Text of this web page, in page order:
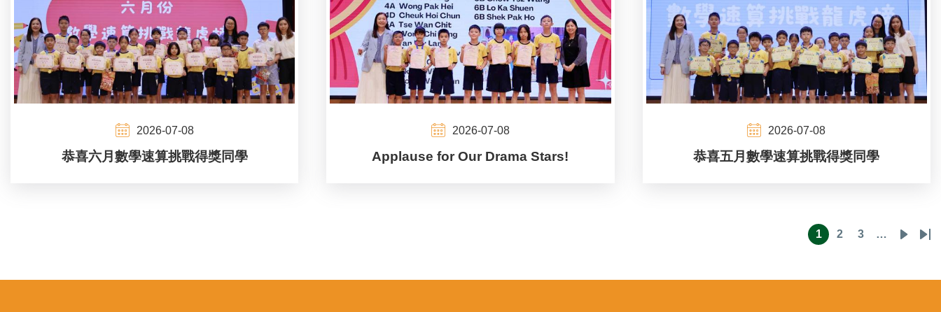
2026-07-08
恭喜六月數學速算挑戰得獎同學
2026-07-08
Applause for Our Drama Stars!
2026-07-08
恭喜五月數學速算挑戰得獎同學
目
頁
1 2 3 …
下
頁